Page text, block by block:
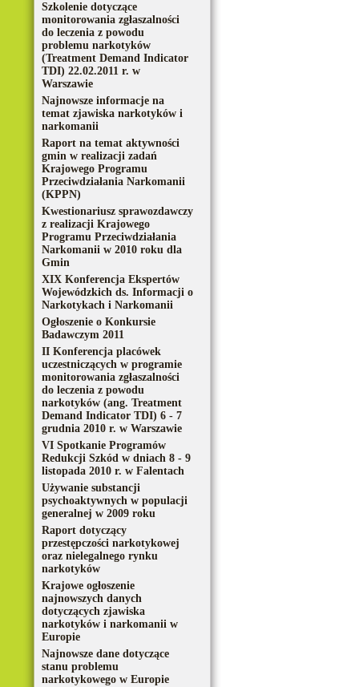
Szkolenie dotyczące
monitorowania zgłaszalności
do leczenia z powodu
problemu narkotyków
(Treatment Demand Indicator
TDI) 22.02.2011 r. w
Warszawie
Najnowsze informacje na
temat zjawiska narkotyków i
narkomanii
Raport na temat aktywności
gmin w realizacji zadań
Krajowego Programu
Przeciwdziałania Narkomanii
(KPPN)
Kwestionariusz sprawozdawczy
z realizacji Krajowego
Programu Przeciwdziałania
Narkomanii w 2010 roku dla
Gmin
XIX Konferencja Ekspertów
Wojewódzkich ds. Informacji o
Narkotykach i Narkomanii
Ogłoszenie o Konkursie
Badawczym 2011
II Konferencja placówek
uczestniczących w programie
monitorowania zgłaszalności
do leczenia z powodu
narkotyków (ang. Treatment
Demand Indicator TDI) 6 - 7
grudnia 2010 r. w Warszawie
VI Spotkanie Programów
Redukcji Szkód w dniach 8 - 9
listopada 2010 r. w Falentach
Używanie substancji
psychoaktywnych w populacji
generalnej w 2009 roku
Raport dotyczący
przestępczości narkotykowej
oraz nielegalnego rynku
narkotyków
Krajowe ogłoszenie
najnowszych danych
dotyczących zjawiska
narkotyków i narkomanii w
Europie
Najnowsze dane dotyczące
stanu problemu
narkotykowego w Europie